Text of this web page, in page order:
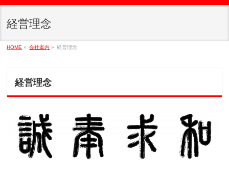
経営理念
HOME » 会社案内 » 経営理念
経営理念